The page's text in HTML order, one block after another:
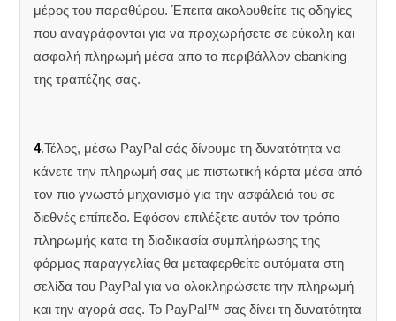
μέρος του παραθύρου. Έπειτα ακολουθείτε τις οδηγίες
που αναγράφονται για να προχωρήσετε σε εύκολη και
ασφαλή πληρωμή μέσα απο το περιβάλλον ebanking
της τραπέζης σας.
4.Τέλος, μέσω PayPal σάς δίνουμε τη δυνατότητα να
κάνετε την πληρωμή σας με πιστωτική κάρτα μέσα από
τον πιο γνωστό μηχανισμό για την ασφάλειά του σε
διεθνές επίπεδο. Εφόσον επιλέξετε αυτόν τον τρόπο
πληρωμής κατα τη διαδικασία συμπλήρωσης της
φόρμας παραγγελίας θα μεταφερθείτε αυτόματα στη
σελίδα του PayPal για να ολοκληρώσετε την πληρωμή
και την αγορά σας. Το PayPal™ σας δίνει τη δυνατότητα